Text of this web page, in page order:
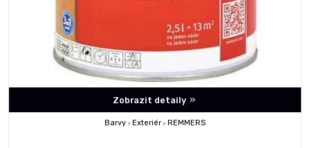
Zobrazit detaily
Barvy> Exteriér> REMMERS